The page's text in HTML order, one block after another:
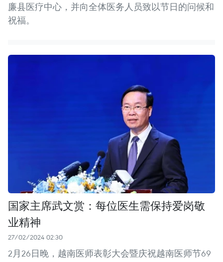
廉县医疗中心，并向全体医务人员致以节日的问候和
祝福。
国家主席武文赏：每位医生需保持爱岗敬
业精神
27/02/2024 02:30
2月26日晚，越南医师表彰大会暨庆祝越南医师节69